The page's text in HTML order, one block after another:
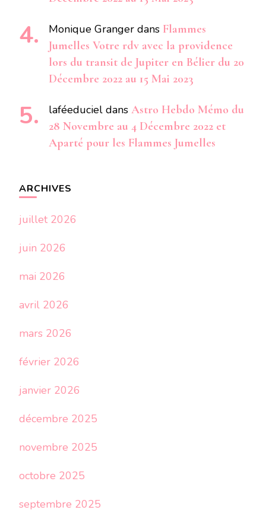
Monique Granger dans Flammes
Jumelles Votre rdv avec la providence
lors du transit de Jupiter en Bélier du 20
Décembre 2022 au 15 Mai 2023
laféeduciel dans Astro Hebdo Mémo du
28 Novembre au 4 Décembre 2022 et
Aparté pour les Flammes Jumelles
ARCHIVES
juillet 2026
juin 2026
mai 2026
avril 2026
mars 2026
février 2026
janvier 2026
décembre 2025
novembre 2025
octobre 2025
septembre 2025